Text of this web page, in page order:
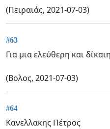
(Πειραιάς, 2021-07-03)
#63
Για μια ελεύθερη και
(Βολος, 2021-07-03)
#64
Κανελλακης Πέτρος